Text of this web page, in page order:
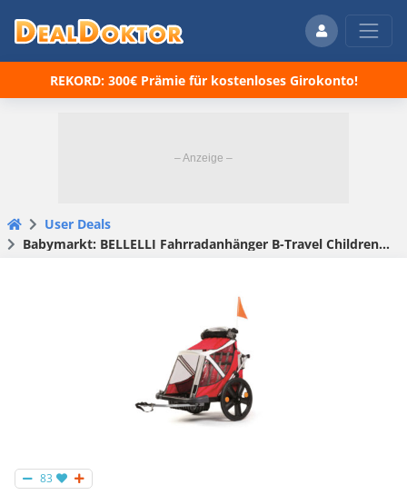
REKORD: 300€ Prämie für kostenloses Girokonto!
User Deals
Babymarkt: BELLELLI Fahrradanhänger B-Travel Children Trailer Red (269,99€ statt 400,44€)
83